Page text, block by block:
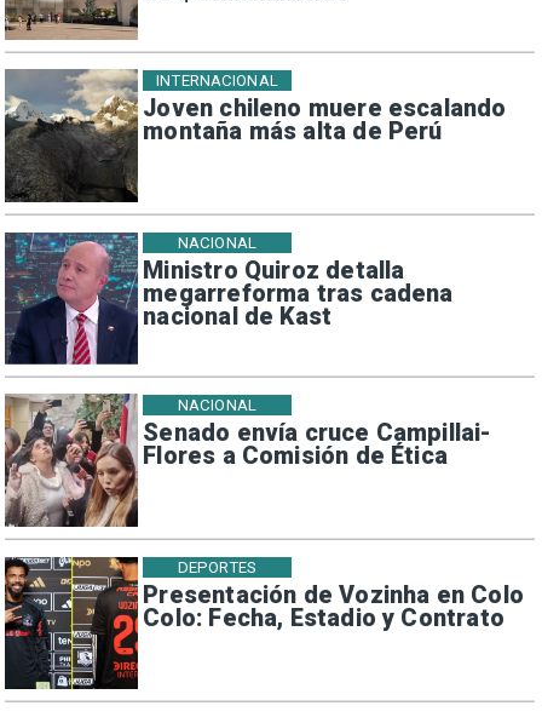
Joven chileno muere escalando
montaña más alta de Perú
INTERNACIONAL
Ministro Quiroz detalla
megarreforma tras cadena
nacional de Kast
NACIONAL
Senado envía cruce Campillai-
Flores a Comisión de Ética
NACIONAL
Presentación de Vozinha en Colo
Colo: Fecha, Estadio y Contrato
DEPORTES